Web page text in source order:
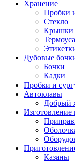
Хранение
Пробки
Стекло
Крышки
Дубовые
Бочки
Кадки
Пробки и
Автоклавы
Добрый
Изготовление
Казаны